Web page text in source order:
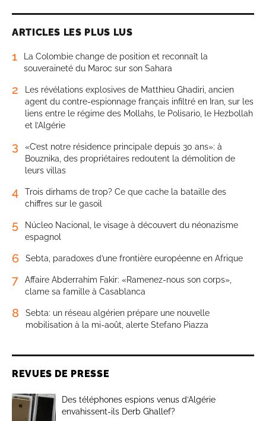
ARTICLES LES PLUS LUS
1
La Colombie change de position et reconnaît la
souveraineté du Maroc sur son Sahara
2
Les révélations explosives de Matthieu Ghadiri, ancien
agent du contre-espionnage français infiltré en Iran, sur les
liens entre le régime des Mollahs, le Polisario, le Hezbollah
et l’Algérie
3
«C’est notre résidence principale depuis 30 ans»: à
Bouznika, des propriétaires redoutent la démolition de
leurs villas
4
Trois dirhams de trop? Ce que cache la bataille des
chiffres sur le gasoil
5
Núcleo Nacional, le visage à découvert du néonazisme
espagnol
6 Sebta, paradoxes d’une frontière européenne en Afrique
7
Affaire Abderrahim Fakir: «Ramenez-nous son corps»,
clame sa famille à Casablanca
8
Sebta: un réseau algérien prépare une nouvelle
mobilisation à la mi-août, alerte Stefano Piazza
REVUES DE PRESSE
Des téléphones espions venus d’Algérie
envahissent-ils Derb Ghallef?